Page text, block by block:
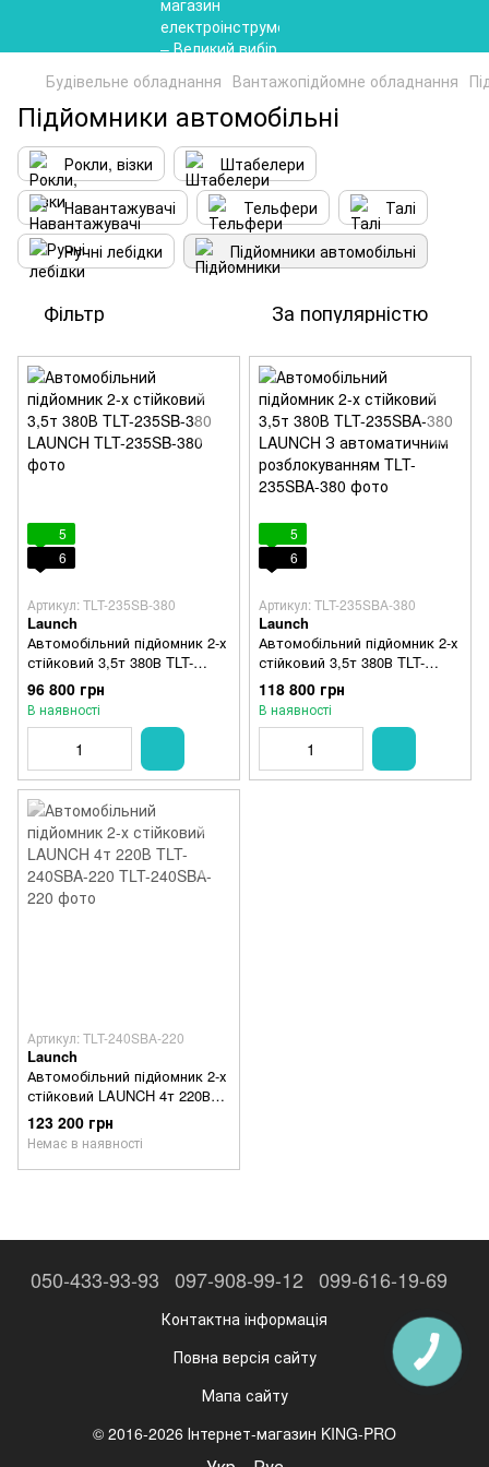
Будівельне обладнання Вантажопідйомне обладнання
Підйомники автомобільні
Рокли, візки
Штабелери
Навантажувачі
Тельфери
Талі
Ручні лебідки
Підйомники автомобільні
Фільтр За популярністю
5
6
Артикул: TLT-235SB-380
Launch
Автомобільний підйомник 2-х
стійковий 3,5т 380В TLT-
235SB-380 LAUNCH
96 800 грн
В наявності
5
6
Артикул: TLT-235SBA-380
Launch
Автомобільний підйомник 2-х
стійковий 3,5т 380В TLT-
235SBA-380 LAUNCH З
автоматичним
розблокуванням
118 800 грн
В наявності
Артикул: TLT-240SBA-220
Launch
Автомобільний підйомник 2-х
стійковий LAUNCH 4т 220В
TLT-240SBA-220
123 200 грн
Немає в наявності
050-433-93-93 097-908-99-12 099-616-19-69
Контактна інформація
Повна версія сайту
Мапа сайту
© 2016-2026 Інтернет-магазин KING-PRO